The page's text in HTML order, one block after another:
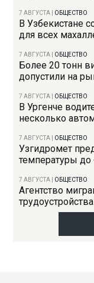
7 АВГУСТА ОБЩЕСТВО
В Узбекистане
для всех
7 АВГУСТА ОБЩЕСТВО
Более 20 тонн
допустили на
7 АВГУСТА ОБЩЕСТВО
В Ургенче
несколько
7 АВГУСТА ОБЩЕСТВО
Узгидромет
температуры
7 АВГУСТА ОБЩЕСТВО
Агентство